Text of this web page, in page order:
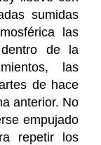
sumidas
las
de la
las
de hace
anterior. No
empujado
repetir los